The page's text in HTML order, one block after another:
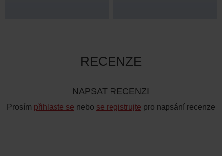
RECENZE
NAPSAT RECENZI
Prosím přihlaste se nebo se registrujte pro napsání recenze